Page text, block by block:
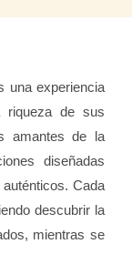
una experiencia
riqueza de sus
amantes de la
diseñadas
Cada
descubrir la
mientras se